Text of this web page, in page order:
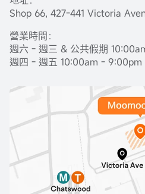
Shop 66, 427-441 Victoria
營業時間：
週六 - 週三 & 公共假期
週四 - 週五 10:00am - 9:00pm